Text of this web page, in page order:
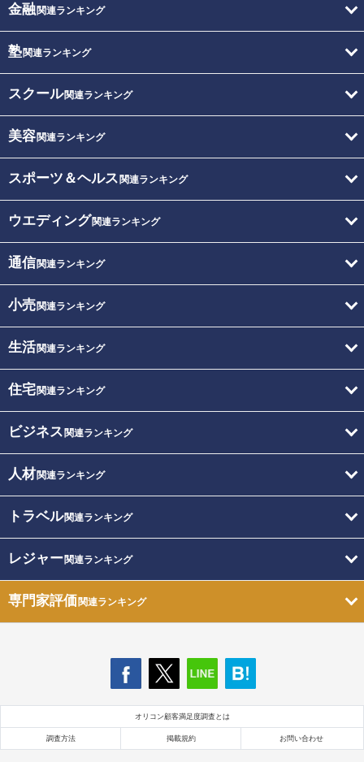
金融関連ランキング
塾関連ランキング
スクール関連ランキング
美容関連ランキング
スポーツ＆ヘルス 関連ランキング
ウエディング関連ランキング
通信関連ランキング
小売関連ランキング
生活関連ランキング
住宅関連ランキング
ビジネス 関連ランキング
人材関連ランキング
トラベル関連ランキング
レジャー関連ランキング
専門家評価関連ランキング
オリコン顧客満足度調査とは
調査方法 掲載規約 お問い合わせ